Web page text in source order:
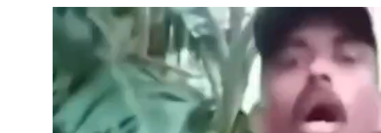
सिर्फ सच !!!
V
o
P
l